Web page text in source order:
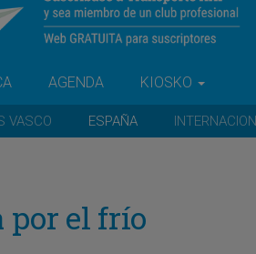
AGENDA KIOSKO
VASCO ESPAÑA
por el frío